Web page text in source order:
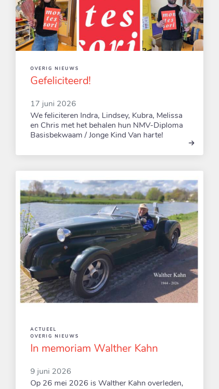
Gefeliciteerd!
OVERIG NIEUWS
17 juni 2026
We feliciteren Indra, Lindsey, Kubra, Melissa
en Chris met het behalen hun NMV-Diploma
Basisbekwaam / Jonge Kind Van harte!
In memoriam Walther Kahn
ACTUEEL
OVERIG NIEUWS
9 juni 2026
Op 26 mei 2026 is Walther Kahn overleden,